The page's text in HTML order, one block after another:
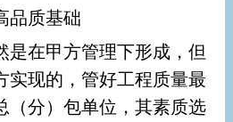
品质基础
是在甲方管理下形成，但
实现的，管好工程质量最
（分）包单位，其素质选